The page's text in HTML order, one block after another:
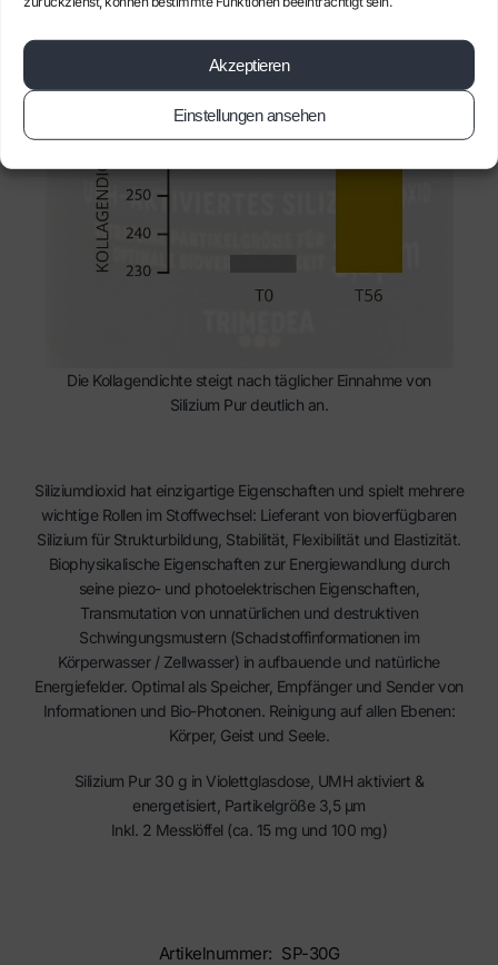
Akzeptieren
Einstellungen ansehen
Die Kollagendichte steigt nach täglicher Einnahme von
Silizium Pur deutlich an.
Siliziumdioxid hat einzigartige Eigenschaften und spielt mehrere
wichtige Rollen im Stoffwechsel: Lieferant von bioverfügbaren
Silizium für Strukturbildung, Stabilität, Flexibilität und Elastizität.
Biophysikalische Eigenschaften zur Energiewandlung durch
seine piezo- und photoelektrischen Eigenschaften,
Transmutation von unnatürlichen und destruktiven
Schwingungsmustern (Schadstoffinformationen im
Körperwasser / Zellwasser) in aufbauende und natürliche
Energiefelder. Optimal als Speicher, Empfänger und Sender von
Informationen und Bio-Photonen. Reinigung auf allen Ebenen:
Körper, Geist und Seele.
Silizium Pur 30 g in Violettglasdose, UMH aktiviert &
energetisiert, Partikelgröße 3,5 μm
Inkl. 2 Messlöffel (ca. 15 mg und 100 mg)
Artikelnummer: SP-30G